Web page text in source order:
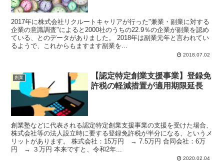
2017年に株式会社リクルートキャリアが行った"兼業・副業に対する
企業の意識調査"によると2000社のうちの22.9％の企業が副業を認め
ている、とのデータがありました。 2018年は副業元年と言われてい
るようで、これからもますます副業を...
2018.07.02
創業
【認定特定創業支援事業】登録免
許税の軽減措置が適用期限延長
創業塾などに代表される認定特定創業支援事業の支援を受けた場合、
株式会社等の法人設立時に要する登録免許税が半分になる、というメ
リットがあります。 株式会社：15万円 → 7.5万円 合同会社：6万
円 → ３万円 本来ですと、令和2年...
2020.02.04